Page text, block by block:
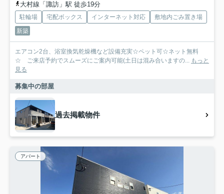
大村線「諏訪」駅 徒歩19分
駐輪場 宅配ボックス インターネット対応
敷地内ごみ置き場
新築
エアコン2台、浴室換気乾燥機など設備充実☆ペット可☆ネット無料
☆ ご来店予約でスムーズにご案内可能(土日は混み合いますの... もっと
見る
募集中の部屋
過去掲載物件
アパート